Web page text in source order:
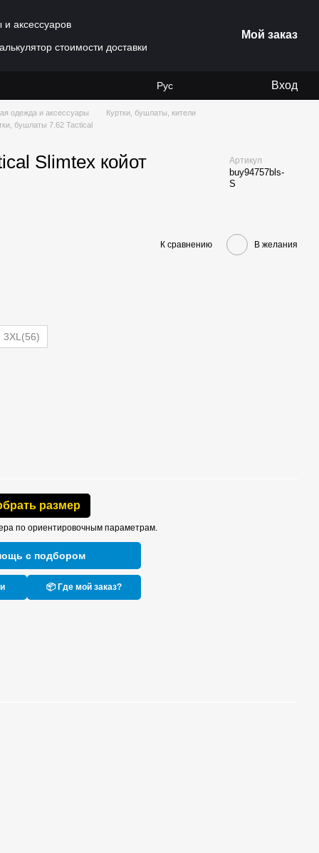
аксессуаров
стоимости доставки
Мой заказ
Рус Вход
одежда и аксессуары
Куртки, бушлаты, кители
бушлаты 7.62 Tactical
Slimtex койот
Артикул
buy94757bls-
S
К сравнению В желания
3XL(56)
размер
по ориентировочным параметрам.
с подбором
📦 Где мой заказ?